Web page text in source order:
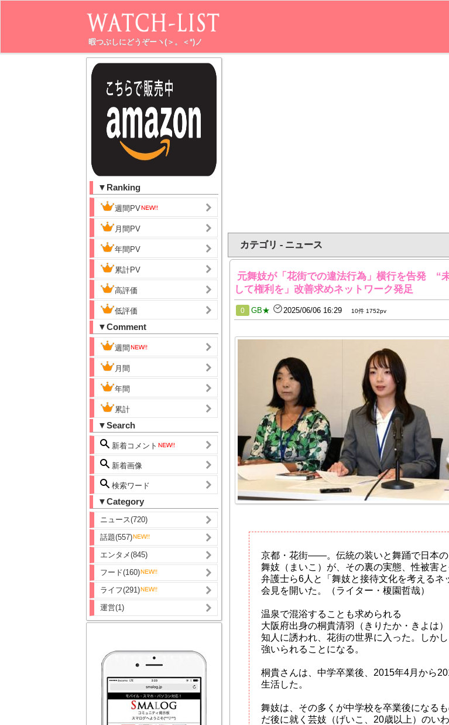
暇つぶしにどうぞーヽ(＞。＜*)ノ
▼Ranking
週間PV
月間PV
年間PV
累計PV
高評価
低評価
▼Comment
週間
月間
年間
累計
▼Search
新着コメント
新着画像
検索ワード
▼Category
ニュース(720)
話題(557)
エンタメ(845)
フード(160)
ライフ(291)
運営(1)
カテゴリ - ニュース
元舞妓が「花街での違法行為」横行を告発 “
して権利を」改善求めネットワーク発足
0 GB★ 2025/06/06 16:29 10件 1752pv
京都・花街――。伝統の装いと舞踊で日本
舞妓（まいこ）が、その裏の実態、性被害
弁護士ら6人と「舞妓と接待文化を考える
会見を開いた。（ライター・榎園哲哉）
温泉で混浴することも求められる
大阪府出身の桐貴清羽（きりたか・きよは
知人に誘われ、花街の世界に入った。しか
強いられることになる。
桐貴さんは、中学卒業後、2015年4月から
生活した。
舞妓は、その多くが中学校を卒業後になる
だ後に就く芸妓（げいこ、20歳以上）のい